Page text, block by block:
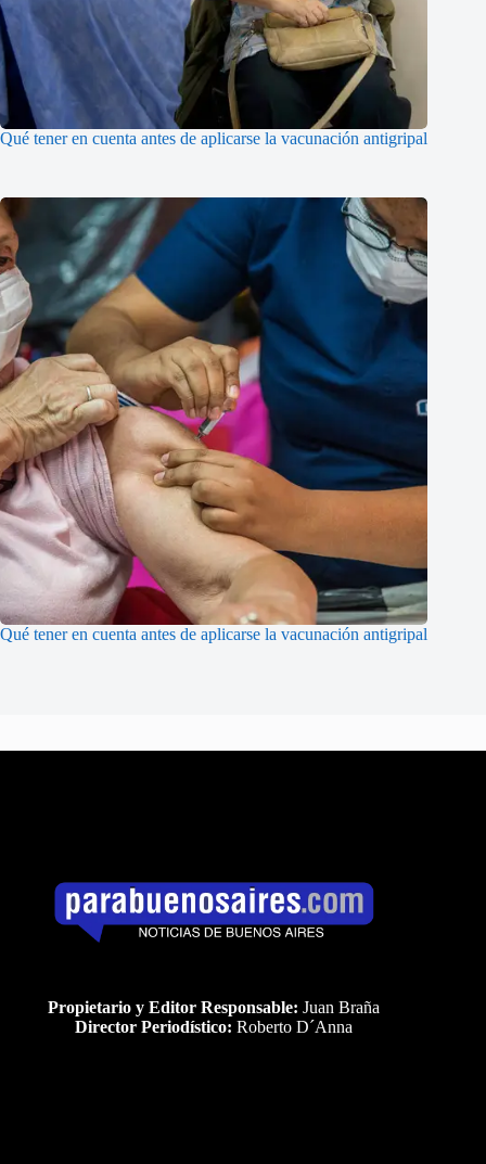
Qué tener en cuenta antes de aplicarse la vacunación antigripal
Qué tener en cuenta antes de aplicarse la vacunación antigripal
Propietario y Editor Responsable: Juan Braña
Director Periodístico: Roberto D´Anna